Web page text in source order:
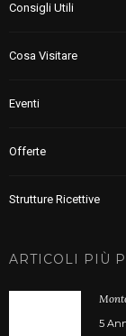
Consigli Utili
Cosa Visitare
Eventi
Offerte
Strutture Ricettive
ARTICOLI PIÙ
5